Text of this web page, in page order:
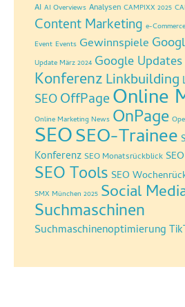
AI AI Overviews Analysen CAMPIXX 2025
Content Marketing e-
Event Events Gewinnspiele
Update März 2024 Google Updates
KonferenzLinkbuilding
SEOOffPageOnline
Online Marketing News OnPage
SEOSEO-Trainee
Konferenz SEO Monatsrückblick
SEO Tools SEO
SMX München 2025 Social
Suchmaschinen
Suchmaschinenoptimierung